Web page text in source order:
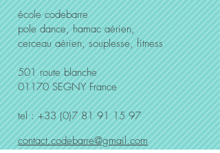
école codebarre
pole dance, hamac aérien,
cerceau aérien, souplesse, fitness
501 route blanche
01170 SEGNY France
tel :+33 (0)7 81 91 15 97
contact.codebarre@gmail.com